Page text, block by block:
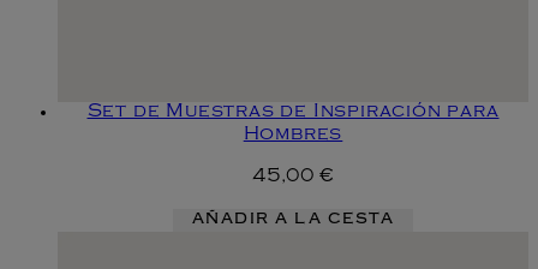
Set de Muestras de Inspiración para
Hombres
45,00 €
AÑADIR A LA CESTA